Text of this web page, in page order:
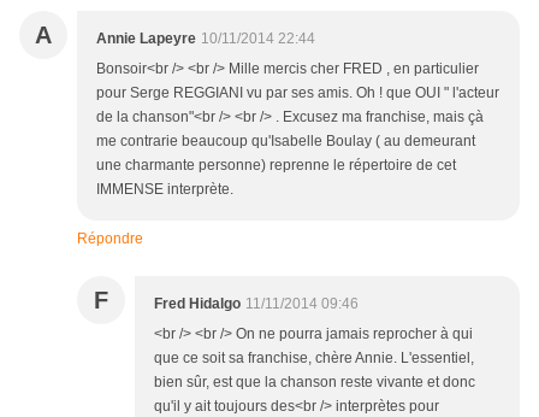
A Annie Lapeyre 10/11/2014 22:44
Bonsoir<br /> <br /> Mille mercis cher FRED , en particulier
pour Serge REGGIANI vu par ses amis. Oh ! que OUI " l'acteur
de la chanson"<br /> <br /> . Excusez ma franchise, mais çà
me contrarie beaucoup qu'Isabelle Boulay ( au demeurant
une charmante personne) reprenne le répertoire de cet
IMMENSE interprète.
Répondre
F Fred Hidalgo 11/11/2014 09:46
<br /> <br /> On ne pourra jamais reprocher à qui
que ce soit sa franchise, chère Annie. L'essentiel,
bien sûr, est que la chanson reste vivante et donc
qu'il y ait toujours des<br /> interprètes pour